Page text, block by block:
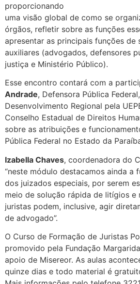
proporcionando
uma visão global de como se
órgãos, refletir sobre as funções
apresentar as principais funções de
auxiliares (advogados, defensores
justiça e Ministério Público).
Esse encontro contará com a
Andrade, Defensora Pública
Desenvolvimento Regional pela
Conselho Estadual de Direitos
sobre as atribuições e
Pública Federal no Estado da
Izabella Chaves, coordenadora do
“neste módulo destacamos ainda a
dos juizados especiais, por serem
meio de solução rápida de litígios e
juristas podem, inclusive, agir
de advogado”.
O Curso de Formação de Juristas
promovido pela Fundação
apoio de Misereor. As aulas
quinze dias e todo material é